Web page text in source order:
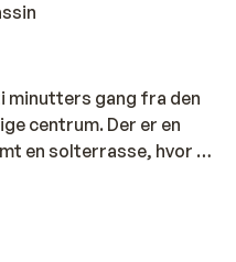
minutters gang fra den
centrum. Der er en
en solterrasse, hvor du
tag finder du en
med en